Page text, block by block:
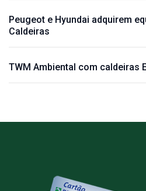
Peugeot e Hyundai adquirem
Caldeiras
TWM Ambiental com caldeiras